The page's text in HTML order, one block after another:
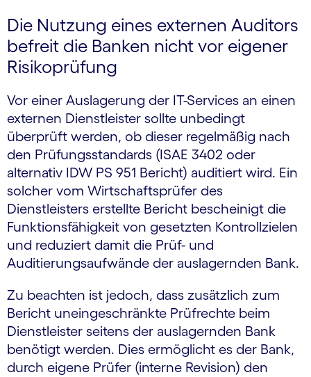
Die Nutzung eines externen Auditors
befreit die Banken nicht vor eigener
Risikoprüfung
Vor einer Auslagerung der IT-Services an einen
externen Dienstleister sollte unbedingt
überprüft werden, ob dieser regelmäßig nach
den Prüfungsstandards (ISAE 3402 oder
alternativ IDW PS 951 Bericht) auditiert wird. Ein
solcher vom Wirtschaftsprüfer des
Dienstleisters erstellte Bericht bescheinigt die
Funktionsfähigkeit von gesetzten Kontrollzielen
und reduziert damit die Prüf- und
Auditierungsaufwände der auslagernden Bank.
Zu beachten ist jedoch, dass zusätzlich zum
Bericht uneingeschränkte Prüfrechte beim
Dienstleister seitens der auslagernden Bank
benötigt werden. Dies ermöglicht es der Bank,
durch eigene Prüfer (interne Revision) den